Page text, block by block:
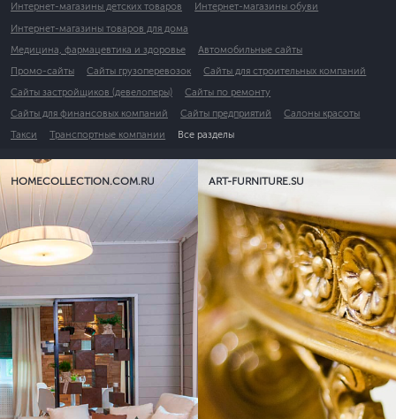
Интернет-магазины детских товаров
Интернет-магазины обуви
Интернет-магазины товаров для дома
Медицина, фармацевтика и здоровье
Автомобильные сайты
Промо-сайты
Сайты грузоперевозок
Сайты для строительных компаний
Сайты застройщиков (девелоперы)
Сайты по ремонту
Сайты для финансовых компаний
Сайты предприятий
Салоны красоты
Такси
Транспортные компании Все разделы
HOMECOLLECTION.COM.RU ART-FURNITURE.SU